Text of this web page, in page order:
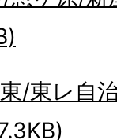
/東レ自